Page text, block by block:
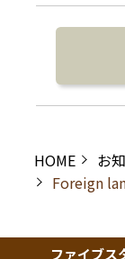
HOME
お
Foreign
ファイブス